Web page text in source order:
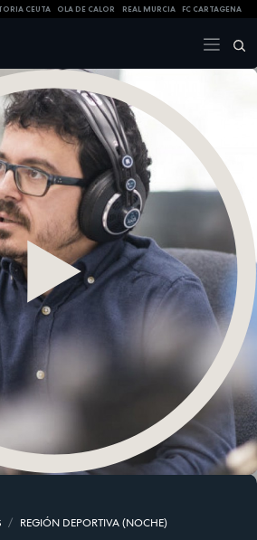
CEUTA OLA DE CALOR REAL MURCIA FC CARTAGENA
REGIÓN DEPORTIVA (NOCHE)